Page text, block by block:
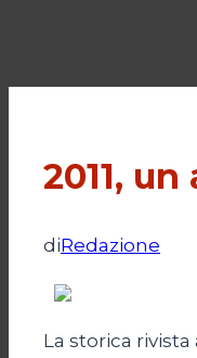
2011,
diRedazione
La storica